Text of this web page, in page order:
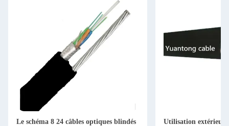
Le schéma 8 24 câbles optiques blindés
Utilisation